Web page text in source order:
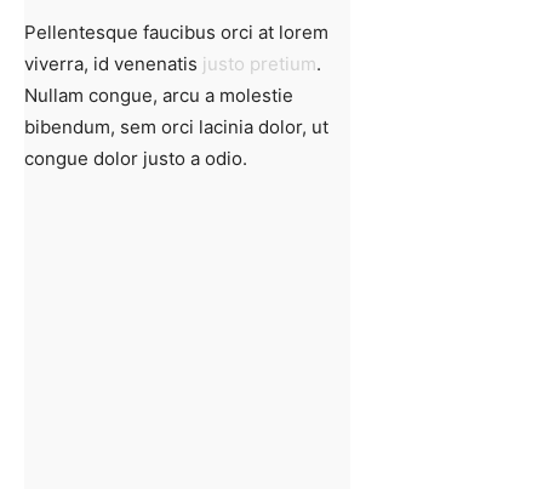
Pellentesque faucibus orci at lorem
viverra, id venenatis justo pretium.
Nullam congue, arcu a molestie
bibendum, sem orci lacinia dolor, ut
congue dolor justo a odio.